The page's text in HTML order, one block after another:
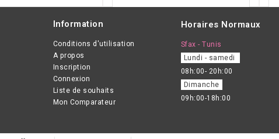
ergonomique et zone
profonde pour le confort de
bébé.
Information
Conditions d'utilisation
A propos
Inscription
Connexion
Liste de souhaits
Mon Comparateur
Horaires Normaux
Sfax - Tunis
Lundi - samedi
08h:00- 20h:00
Dimanche
09h:00-18h:00